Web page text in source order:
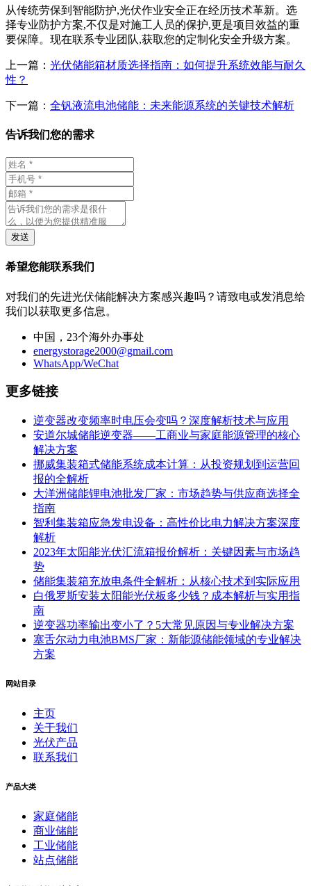
从传统劳保到智能防护,光伏作业安全正在经历技术革新。选
择专业防护方案,不仅是对施工人员的保护,更是项目效益的重
要保障。现在联系专业团队,获取您的定制化安全升级方案。
上一篇： 光伏储能箱材质选择指南：如何提升系统效能与耐久
性？
下一篇： 全钒液流电池储能：未来能源系统的关键技术解析
告诉我们您的需求
发送
希望您能联系我们
对我们的先进光伏储能解决方案感兴趣吗？请致电或发消息给
我们以获取更多信息。
中国，23个海外办事处
energystorage2000@gmail.com
WhatsApp/WeChat
更多链接
逆变器改变频率时电压会变吗？深度解析技术与应用
安道尔城储能逆变器——工商业与家庭能源管理的核心
解决方案
挪威集装箱式储能系统成本计算：从投资规划到运营回
报的全解析
大洋洲储能锂电池批发厂家：市场趋势与供应商选择全
指南
智利集装箱应急发电设备：高性价比电力解决方案深度
解析
2023年太阳能光伏汇流箱报价解析：关键因素与市场趋
势
储能集装箱充放电条件全解析：从核心技术到实际应用
白俄罗斯安装太阳能光伏板多少钱？成本解析与实用指
南
逆变器功率输出变小了？5大常见原因与专业解决方案
塞舌尔动力电池BMS厂家：新能源储能领域的专业解决
方案
网站目录
主页
关于我们
光伏产品
联系我们
产品大类
家庭储能
商业储能
工业储能
站点储能